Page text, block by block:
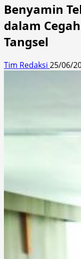
Benyamin
dalam
Tangsel
Tim Redaksi 25/06/